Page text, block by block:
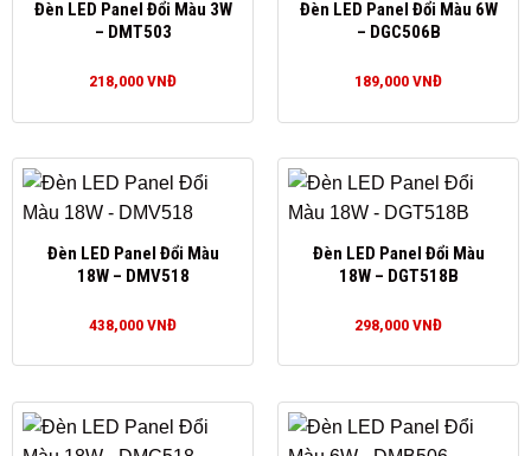
Đèn LED Panel Đổi Màu 3W
– DMT503
218,000VNĐ
Đèn LED Panel Đổi Màu 6W
– DGC506B
189,000VNĐ
Đèn LED Panel Đổi Màu
18W – DMV518
438,000VNĐ
Đèn LED Panel Đổi Màu
18W – DGT518B
298,000VNĐ